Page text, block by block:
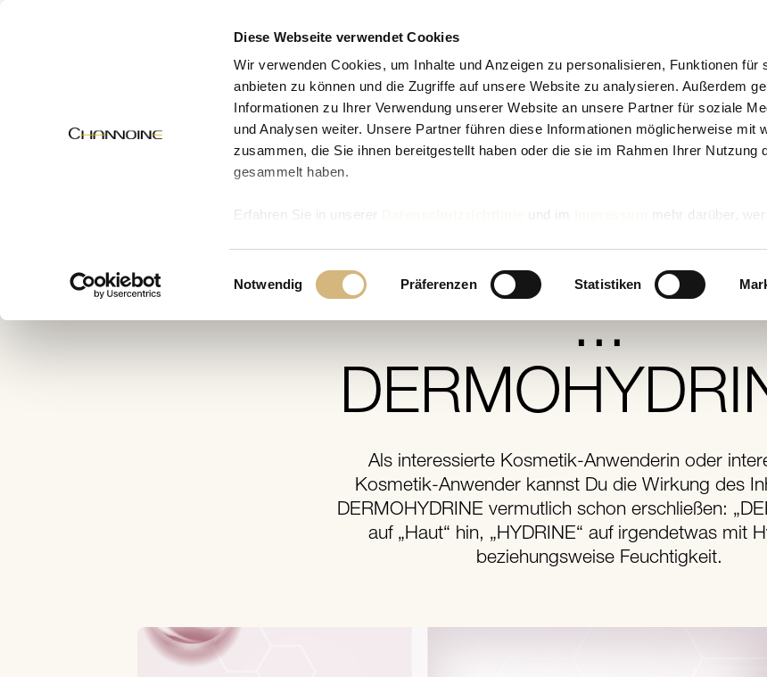
Diese Webseite verwendet Cookies
Wir verwenden Cookies, um Inhalte und Anzeigen zu personalisieren, Funktionen für
anbieten zu können und die Zugriffe auf unsere Website zu analysieren. Außerdem
Informationen zu Ihrer Verwendung unserer Website an unsere Partner für soziale
und Analysen weiter. Unsere Partner führen diese Informationen möglicherweise mit
zusammen, die Sie ihnen bereitgestellt haben oder die sie im Rahmen Ihrer Nutzung
gesammelt haben.
Erfahren Sie in unserer und im
mehr darüber,
Einwilligungsauswahl
Notwendig Präferenzen Statistiken
Zur Übersicht
Was ist
...
Als interessierte Kosmetik-Anwenderin oder
Kosmetik-Anwender kannst Du die Wirkung des
DERMOHYDRINE vermutlich schon erschließen:
auf „Haut“ hin, „HYDRINE“ auf irgendetwas mit
beziehungsweise Feuchtigkeit.